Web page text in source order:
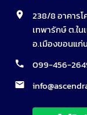
238/8 อาคารโ
เทพารักษ์ ต.ใน
อ.เมืองขอนแ
099-456-